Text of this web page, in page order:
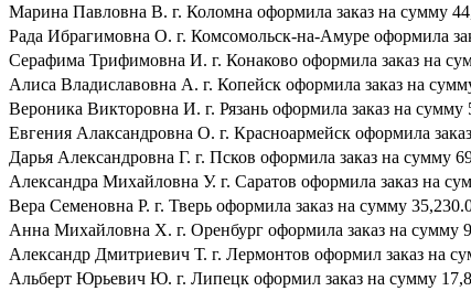
Марина Павловна В. г. Коломна оформила заказ на сумму
Рада Ибрагимовна О. г. Комсомольск-на-Амуре оформила
Серафима Трифимовна И. г. Конаково оформила заказ на
Алиса Владиславовна А. г. Копейск оформила заказ на
Вероника Викторовна И. г. Рязань оформила заказ на сумму
Евгения Алаксандровна О. г. Красноармейск оформила
Дарья Александровна Г. г. Псков оформила заказ на сумму
Александра Михайловна У. г. Саратов оформила заказ на
Вера Семеновна Р. г. Тверь оформила заказ на сумму
Анна Михайловна Х. г. Оренбург оформила заказ на сумму
Александр Дмитриевич Т. г. Лермонтов оформил заказ на
Альберт Юрьевич Ю. г. Липецк оформил заказ на сумму